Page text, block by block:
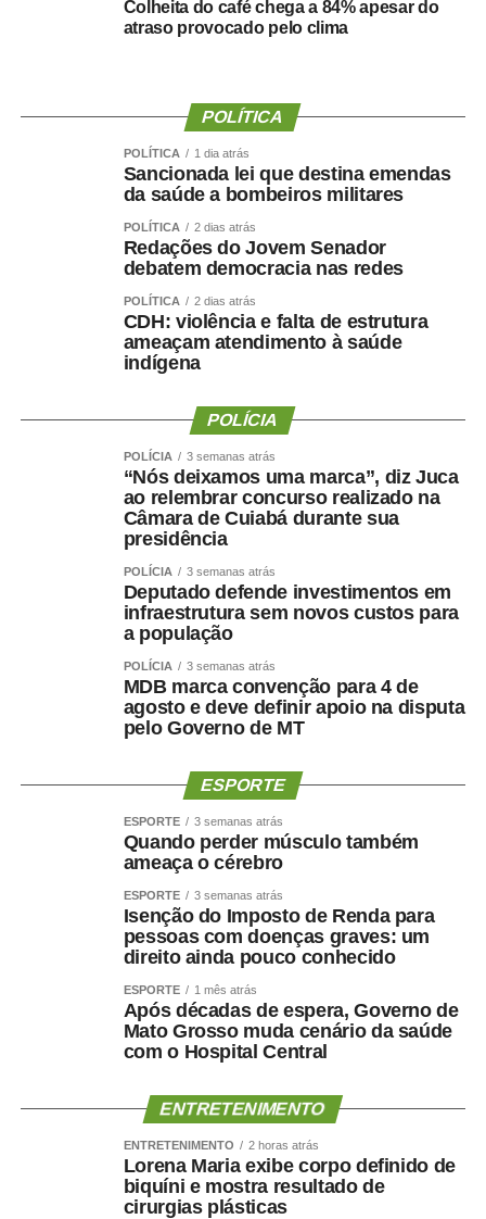
Colheita do café chega a 84% apesar do
atraso provocado pelo clima
POLÍTICA
POLÍTICA 1 dia atrás
Sancionada lei que destina emendas
da saúde a bombeiros militares
POLÍTICA 2 dias atrás
Redações do Jovem Senador
debatem democracia nas redes
POLÍTICA 2 dias atrás
CDH: violência e falta de estrutura
ameaçam atendimento à saúde
indígena
POLÍCIA
POLÍCIA 3 semanas atrás
“Nós deixamos uma marca”, diz Juca
ao relembrar concurso realizado na
Câmara de Cuiabá durante sua
presidência
POLÍCIA 3 semanas atrás
Deputado defende investimentos em
infraestrutura sem novos custos para
a população
POLÍCIA 3 semanas atrás
MDB marca convenção para 4 de
agosto e deve definir apoio na disputa
pelo Governo de MT
ESPORTE
ESPORTE 3 semanas atrás
Quando perder músculo também
ameaça o cérebro
ESPORTE 3 semanas atrás
Isenção do Imposto de Renda para
pessoas com doenças graves: um
direito ainda pouco conhecido
ESPORTE 1 mês atrás
Após décadas de espera, Governo de
Mato Grosso muda cenário da saúde
com o Hospital Central
ENTRETENIMENTO
ENTRETENIMENTO 2 horas atrás
Lorena Maria exibe corpo definido de
biquíni e mostra resultado de
cirurgias plásticas